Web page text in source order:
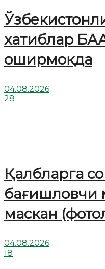
хатиблар
оширмоқда
04.08.2026
28
Қалбларга
бағишловчи
маскан
04.08.2026
18